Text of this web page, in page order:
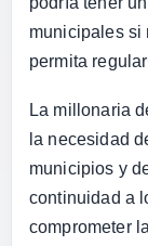
municipales si
permita
La millonaria
la necesidad
municipios y
continuidad a
comprometer